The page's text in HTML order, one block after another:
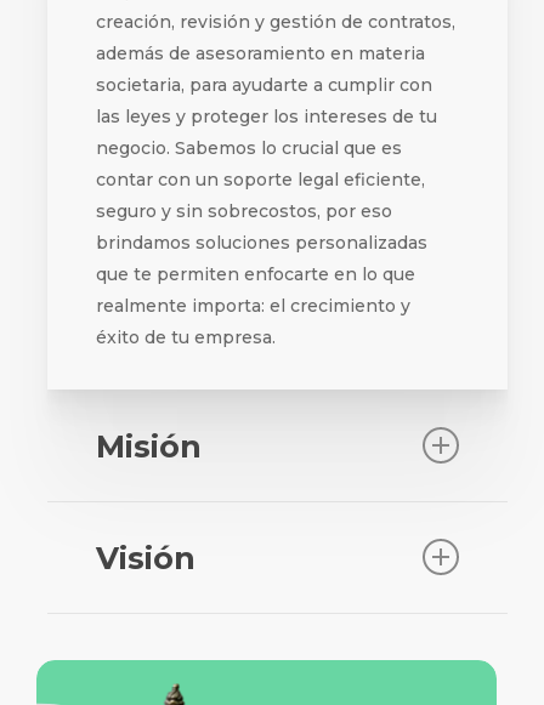
creación, revisión y gestión de contratos,
además de asesoramiento en materia
societaria, para ayudarte a cumplir con
las leyes y proteger los intereses de tu
negocio. Sabemos lo crucial que es
contar con un soporte legal eficiente,
seguro y sin sobrecostos, por eso
brindamos soluciones personalizadas
que te permiten enfocarte en lo que
realmente importa: el crecimiento y
éxito de tu empresa.
Misión
confianza para PYMEs, proporcionando
soluciones rápidas, accesibles y seguras.
Visión
calidad, optimizado para las necesidades
de las PYMEs en México.